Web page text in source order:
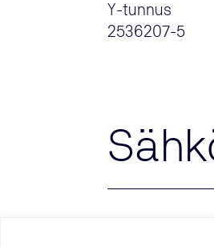
Y-tunnus
2536207-5